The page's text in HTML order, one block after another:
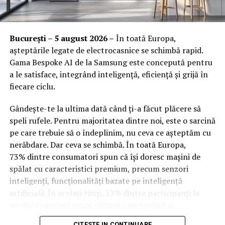
Caracteristici suplimentare pentru Philips
34B2U6603CH și 34B2U5600C
preferințelor utilizatorilor. Dezvoltate ținând cont de
Orange Shop Victoriei (9:00 – 18:00)
Orange Shop Park Lake (12:00 – 20:00)
Incepand cu luni, 3.08, batarile pot fi comandate si prin
aplicatia WOLT.
Vineri, 7 august: 10:00 – 13:00
Ridicarea bratarilor inainte de festival se poate face
exclusiv de catre detinatorii de abonamente sau invitatii
de tip full pass.
Accesul in festival
București – 5 august 2026 – În toată Europa,
așteptările legate de electrocasnice se schimbă rapid.
Gama Bespoke AI de la Samsung este concepută pentru
a le satisface, integrând inteligență, eficiență și grijă în
fiecare ciclu.
Gândește-te la ultima dată când ți-a făcut plăcere să
speli rufele. Pentru majoritatea dintre noi, este o sarcină
pe care trebuie să o îndeplinim, nu ceva ce așteptăm cu
nerăbdare. Dar ceva se schimbă. În toată Europa,
73% dintre consumatori spun că își doresc mașini de
spălat cu caracteristici premium, precum senzori
inteligenți, funcționalități bazate pe inteligență
artificială. În același timp, 53% dintre participanți la
optimizarea bazată pe inteligență artificială drept